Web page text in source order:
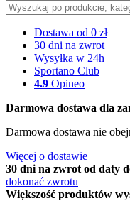
Dostawa od 0 zł
30 dni na zwrot
Wysyłka w 24h
Sportano Club
4.9 Opineo
Darmowa dostawa dla
Darmowa dostawa nie
Więcej o dostawie
30 dni na zwrot od daty
dokonać zwrotu
Większość produktów